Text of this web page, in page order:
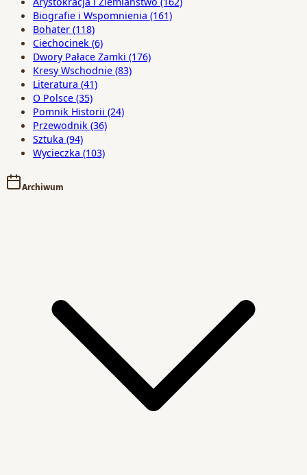
Biografie i Wspomnienia (161)
Bohater (118)
Ciechocinek (6)
Dwory Pałace Zamki (176)
Kresy Wschodnie (83)
Literatura (41)
O Polsce (35)
Pomnik Historii (24)
Przewodnik (36)
Sztuka (94)
Wycieczka (103)
Archiwum